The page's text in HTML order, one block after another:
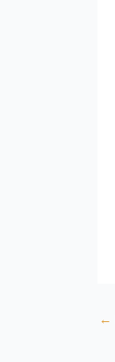
←